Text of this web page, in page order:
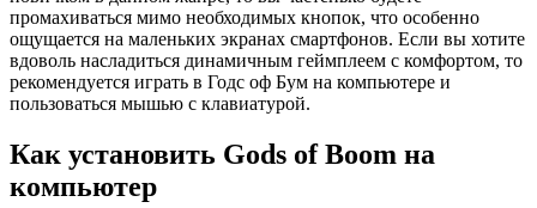
промахиваться мимо необходимых кнопок, что особенно
ощущается на маленьких экранах смартфонов. Если вы хотите
вдоволь насладиться динамичным геймплеем с комфортом, то
рекомендуется играть в Годс оф Бум на компьютере и
пользоваться мышью с клавиатурой.
Как установить Gods of Boom на
компьютер